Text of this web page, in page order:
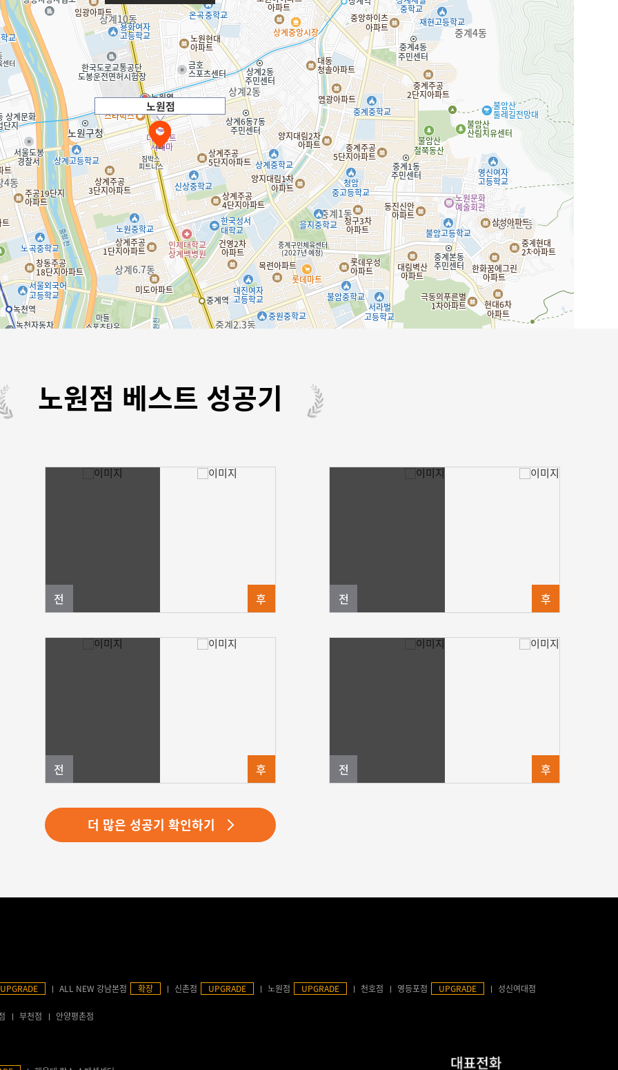
노원점
노원점 베스트 성공기
더 많은 성공기 확인하기
UPGRADE ALL NEW 강남본점 확장 신촌점 UPGRADE 노원점 UPGRADE 천호점 영등포점 UPGRADE 성신여대점
부천점 안양평촌점